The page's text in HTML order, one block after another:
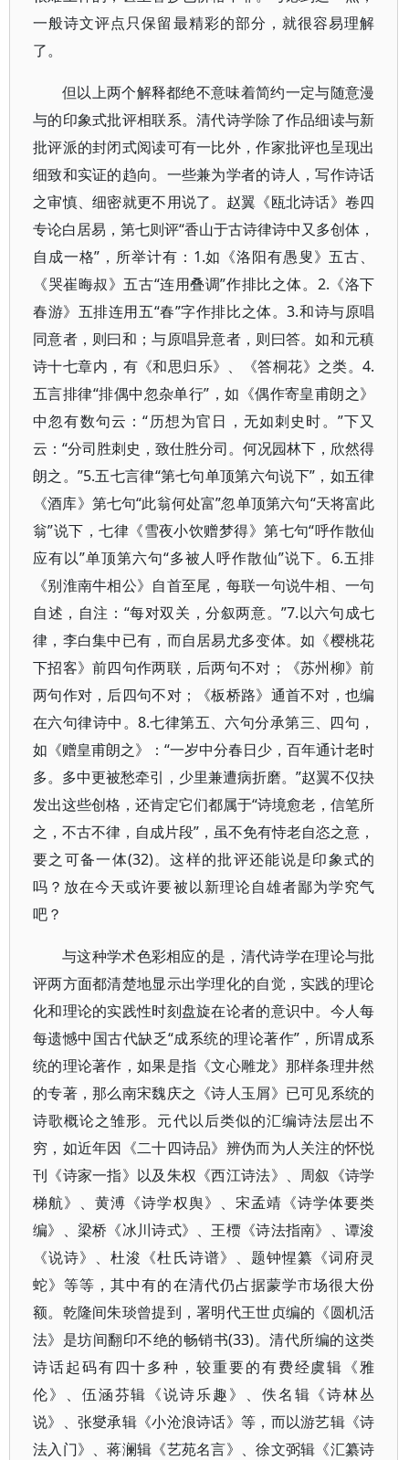
一般诗文评点只保留最精彩的部分，就很容易理解
了。
但以上两个解释都绝不意味着简约一定与随意漫
与的印象式批评相联系。清代诗学除了作品细读与新
批评派的封闭式阅读可有一比外，作家批评也呈现出
细致和实证的趋向。一些兼为学者的诗人，写作诗话
之审慎、细密就更不用说了。赵翼《瓯北诗话》卷四
专论白居易，第七则评“香山于古诗律诗中又多创体，
自成一格”，所举计有：1.如《洛阳有愚叟》五古、
《哭崔晦叔》五古“连用叠调”作排比之体。2.《洛下
春游》五排连用五“春”字作排比之体。3.和诗与原唱
同意者，则曰和；与原唱异意者，则曰答。如和元稹
诗十七章内，有《和思归乐》、《答桐花》之类。4.
五言排律“排偶中忽杂单行”，如《偶作寄皇甫朗之》
中忽有数句云：“历想为官日，无如刺史时。”下又
云：“分司胜刺史，致仕胜分司。何况园林下，欣然得
朗之。”5.五七言律“第七句单顶第六句说下”，如五律
《酒库》第七句“此翁何处富”忽单顶第六句“天将富此
翁”说下，七律《雪夜小饮赠梦得》第七句“呼作散仙
应有以”单顶第六句“多被人呼作散仙”说下。6.五排
《别淮南牛相公》自首至尾，每联一句说牛相、一句
自述，自注：“每对双关，分叙两意。”7.以六句成七
律，李白集中已有，而自居易尤多变体。如《樱桃花
下招客》前四句作两联，后两句不对；《苏州柳》前
两句作对，后四句不对；《板桥路》通首不对，也编
在六句律诗中。8.七律第五、六句分承第三、四句，
如《赠皇甫朗之》：“一岁中分春日少，百年通计老时
多。多中更被愁牵引，少里兼遭病折磨。”赵翼不仅抉
发出这些创格，还肯定它们都属于“诗境愈老，信笔所
之，不古不律，自成片段”，虽不免有恃老自恣之意，
要之可备一体(32)。这样的批评还能说是印象式的
吗？放在今天或许要被以新理论自雄者鄙为学究气
吧？
与这种学术色彩相应的是，清代诗学在理论与批
评两方面都清楚地显示出学理化的自觉，实践的理论
化和理论的实践性时刻盘旋在论者的意识中。今人每
每遗憾中国古代缺乏“成系统的理论著作”，所谓成系
统的理论著作，如果是指《文心雕龙》那样条理井然
的专著，那么南宋魏庆之《诗人玉屑》已可见系统的
诗歌概论之雏形。元代以后类似的汇编诗法层出不
穷，如近年因《二十四诗品》辨伪而为人关注的怀悦
刊《诗家一指》以及朱权《西江诗法》、周叙《诗学
梯航》、黄溥《诗学权舆》、宋孟靖《诗学体要类
编》、梁桥《冰川诗式》、王槚《诗法指南》、谭浚
《说诗》、杜浚《杜氏诗谱》、题钟惺纂《词府灵
蛇》等等，其中有的在清代仍占据蒙学市场很大份
额。乾隆间朱琰曾提到，署明代王世贞编的《圆机活
法》是坊间翻印不绝的畅销书(33)。清代所编的这类
诗话起码有四十多种，较重要的有费经虞辑《雅
伦》、伍涵芬辑《说诗乐趣》、佚名辑《诗林丛
说》、张燮承辑《小沧浪诗话》等，而以游艺辑《诗
法入门》、蒋澜辑《艺苑名言》、徐文弼辑《汇纂诗